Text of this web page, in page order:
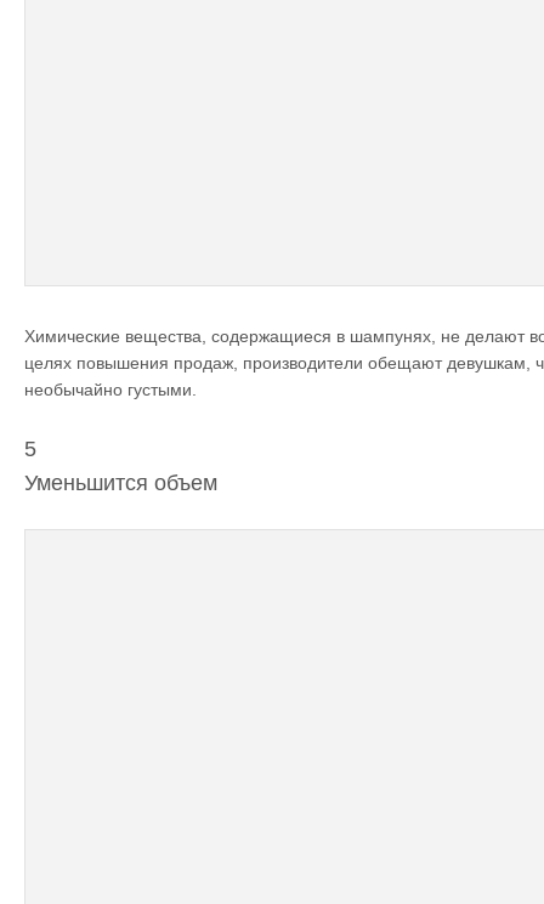
Химические вещества, содержащиеся в шампунях, не делают
целях повышения продаж, производители обещают девушкам,
необычайно густыми.
5
Уменьшится объем